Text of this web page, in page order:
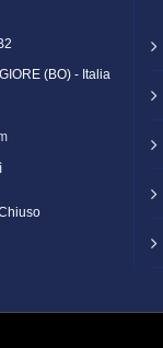
(BO) - Italia